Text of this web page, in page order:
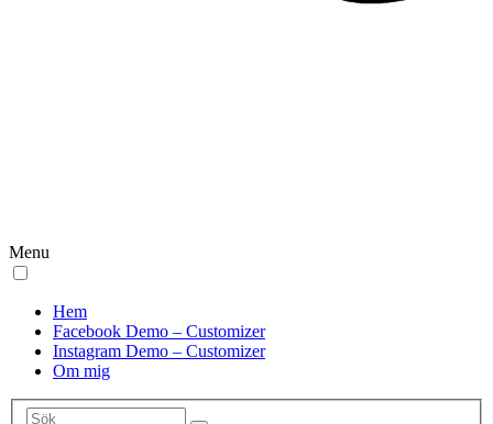
Menu
Hem
Facebook Demo – Customizer
Instagram Demo – Customizer
Om mig